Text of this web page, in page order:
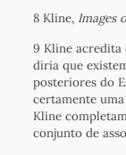
8 Kline, Images
9 Kline acredita
diria que
posteriores do
certamente
Kline
conjunto de